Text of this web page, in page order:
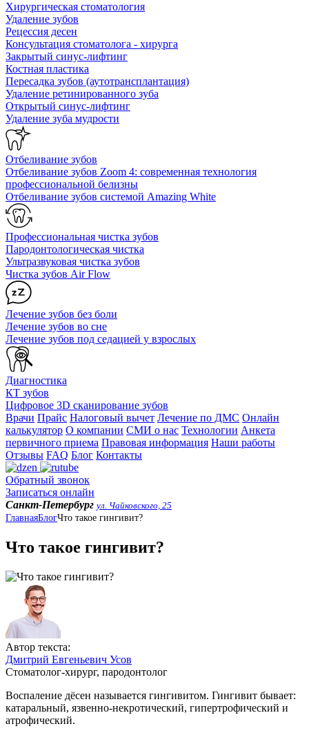
Хирургическая стоматология
Удаление зубов
Рецессия десен
Консультация стоматолога - хирурга
Закрытый синус-лифтинг
Костная пластика
Пересадка зубов (аутотрансплантация)
Удаление ретинированного зуба
Открытый синус-лифтинг
Удаление зуба мудрости
Отбеливание зубов
Отбеливание зубов Zoom 4: современная технология
профессиональной белизны
Отбеливание зубов системой Amazing White
Профессиональная чистка зубов
Пародонтологическая чистка
Ультразвуковая чистка зубов
Чистка зубов Air Flow
Лечение зубов без боли
Лечение зубов во сне
Лечение зубов под седацией у взрослых
Диагностика
КТ зубов
Цифровое 3D сканирование зубов
Врачи Прайс Налоговый вычет Лечение по ДМС Онлайн
калькулятор О компании СМИ о нас Технологии Анкета
первичного приема Правовая информация Наши работы
Отзывы FAQ Блог Контакты
Обратный звонок
Записаться онлайн
Санкт-Петербург ул. Чайковского, 25
ГлавнаяБлогЧто такое гингивит?
Что такое гингивит?
Автор текста:
Дмитрий Евгеньевич Усов
Стоматолог-хирург, пародонтолог
Воспаление дёсен называется гингивитом. Гингивит бывает:
катаральный, язвенно-некротический, гипертрофический и
атрофический.